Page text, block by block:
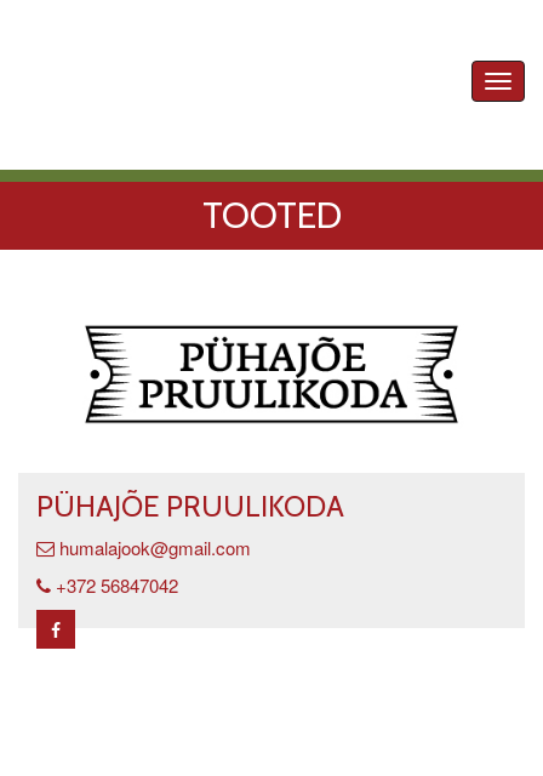
TOOTED
PÜHAJÕE PRUULIKODA
humalajook@gmail.com
+372 56847042